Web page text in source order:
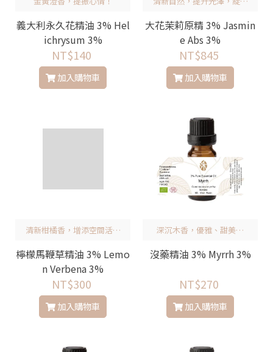
義大利永久花精油 3% Hel
ichrysum 3%
NT$140
加入購物車
大花茉莉原精 3% Jasmin
e Abs 3%
NT$845
加入購物車
清新柑橘香，增添空間活力
檸檬馬鞭草精油 3% Lemo
n Verbena 3%
NT$300
加入購物車
深沉木香，優雅、甜美怡
沒藥精油 3% Myrrh 3%
NT$270
加入購物車